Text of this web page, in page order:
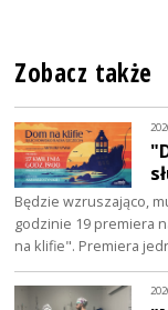
Zobacz także
Będzie wzruszająco,
godzinie 19 premiera
na klifie". Premiera